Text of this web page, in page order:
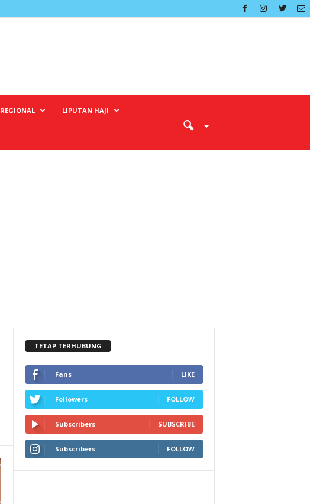
REGIONAL LIPUTAN HAJI
TETAP TERHUBUNG
Fans LIKE
Followers FOLLOW
Subscribers SUBSCRIBE
Subscribers FOLLOW